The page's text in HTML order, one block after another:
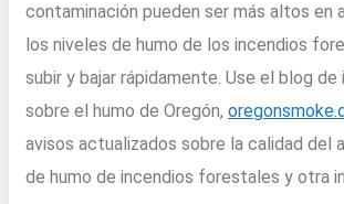
contaminación pueden ser más altos en
los niveles de humo de los incendios
subir y bajar rápidamente. Use el blog de
sobre el humo de Oregón,
avisos actualizados sobre la calidad del
de humo de incendios forestales y otra